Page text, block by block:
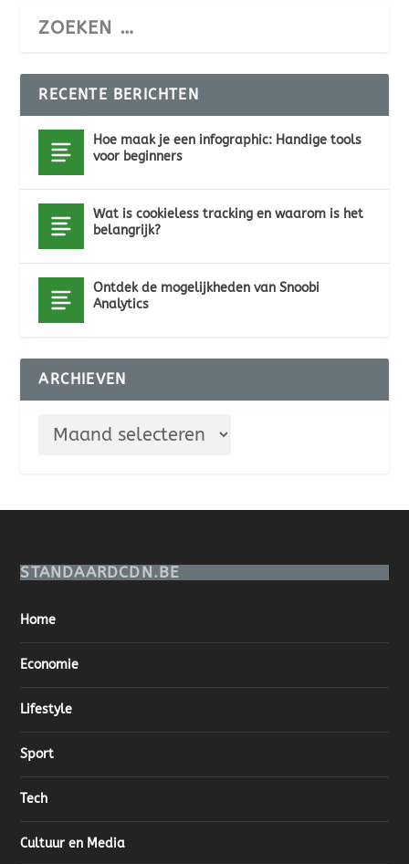
RECENTE BERICHTEN
Hoe maak je een infographic: Handige tools
voor beginners
Wat is cookieless tracking en waarom is het
belangrijk?
Ontdek de mogelijkheden van Snoobi
Analytics
ARCHIEVEN
STANDAARDCDN.BE
Home
Economie
Lifestyle
Sport
Tech
Cultuur en Media